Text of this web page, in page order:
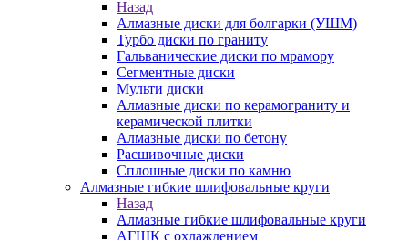
Назад
Алмазные диски для болгарки (УШМ)
Турбо диски по граниту
Гальванические диски по мрамору
Сегментные диски
Мульти диски
Алмазные диски по керамограниту и
керамической плитки
Алмазные диски по бетону
Расшивочные диски
Сплошные диски по камню
Алмазные гибкие шлифовальные круги
Назад
Алмазные гибкие шлифовальные круги
АГШК с охлаждением